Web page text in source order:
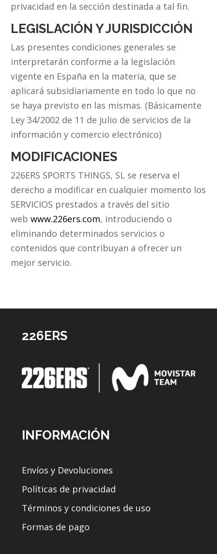
privacidad en la sección destinada a tal fin.
LEGISLACIÓN Y JURISDICCIÓN
Las presentes condiciones generales se
interpretarán conforme a la legislación
vigente en España en la materia, que se
aplicará subsidiariamente en todo lo que no
se haya previsto en las mismas. (Básicamente
Ley 34/2002 de 11 de julio de servicios de la
información y comercio electrónico)
MODIFICACIONES
226ERS SPORTS THINGS, SL se reserva el
derecho a modificar en cualquier momento los
SERVICIOS prestados a través del sitio
webwww.226ers.com, introduciendo o
eliminando determinados servicios o
contenidos que contribuyan a ofrecer un
mejor servicio.
226ERS
INFORMACIÓN
Envíos y Devoluciones
Políticas de privacidad
Términos y condiciones de uso
Formas de pago